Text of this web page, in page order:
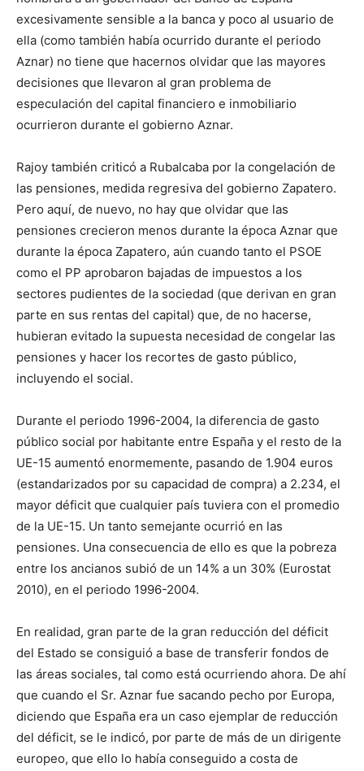
excesivamente sensible a la banca y poco al usuario de
ella (como también había ocurrido durante el periodo
Aznar) no tiene que hacernos olvidar que las mayores
decisiones que llevaron al gran problema de
especulación del capital financiero e inmobiliario
ocurrieron durante el gobierno Aznar.
Rajoy también criticó a Rubalcaba por la congelación de
las pensiones, medida regresiva del gobierno Zapatero.
Pero aquí, de nuevo, no hay que olvidar que las
pensiones crecieron menos durante la época Aznar que
durante la época Zapatero, aún cuando tanto el PSOE
como el PP aprobaron bajadas de impuestos a los
sectores pudientes de la sociedad (que derivan en gran
parte en sus rentas del capital) que, de no hacerse,
hubieran evitado la supuesta necesidad de congelar las
pensiones y hacer los recortes de gasto público,
incluyendo el social.
Durante el periodo 1996-2004, la diferencia de gasto
público social por habitante entre España y el resto de la
UE-15 aumentó enormemente, pasando de 1.904 euros
(estandarizados por su capacidad de compra) a 2.234, el
mayor déficit que cualquier país tuviera con el promedio
de la UE-15. Un tanto semejante ocurrió en las
pensiones. Una consecuencia de ello es que la pobreza
entre los ancianos subió de un 14% a un 30% (Eurostat
2010), en el periodo 1996-2004.
En realidad, gran parte de la gran reducción del déficit
del Estado se consiguió a base de transferir fondos de
las áreas sociales, tal como está ocurriendo ahora. De ahí
que cuando el Sr. Aznar fue sacando pecho por Europa,
diciendo que España era un caso ejemplar de reducción
del déficit, se le indicó, por parte de más de un dirigente
europeo, que ello lo había conseguido a costa de